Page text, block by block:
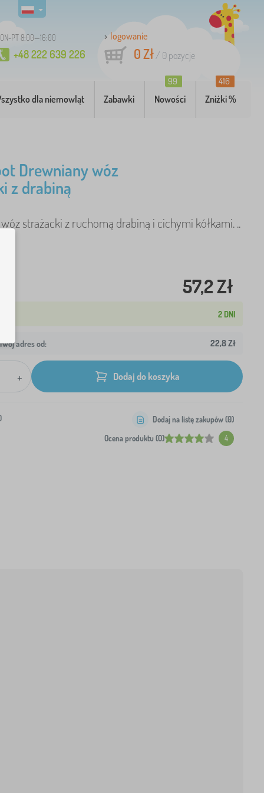
PT 8:00—16:00
+48 222 639 226
logowanie
0 Zł/ 0 pozycje
dla niemowląt Zabawki Nowości
99
Zniżki %
416
Drewniany wóz
z drabiną
strażacki z ruchomą drabiną i cichymi kółkami. ..
57,2 Zł
2 DNI
adres od: 22,8 Zł
+ Dodaj do koszyka
Ocena produktu (0) 4
Dodaj na listę zakupów (0)